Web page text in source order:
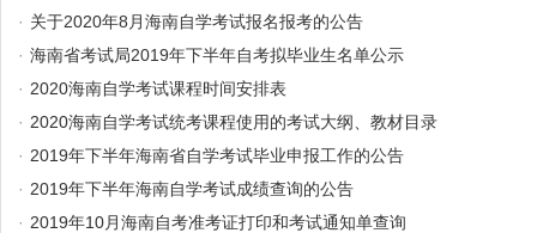
· 关于2020年8月海南自学考试报名报考的公告
· 海南省考试局2019年下半年自考拟毕业生名单公示
· 2020海南自学考试课程时间安排表
· 2020海南自学考试统考课程使用的考试大纲、教材目录
· 2019年下半年海南省自学考试毕业申报工作的公告
· 2019年下半年海南自学考试成绩查询的公告
· 2019年10月海南自考准考证打印和考试通知单查询